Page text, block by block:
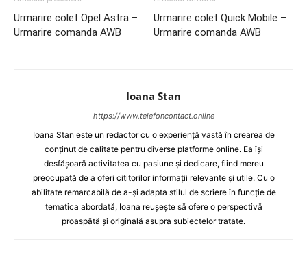
Urmarire colet Opel Astra –
Urmarire comanda AWB
Urmarire colet Quick Mobile –
Urmarire comanda AWB
Ioana Stan
https://www.telefoncontact.online
Ioana Stan este un redactor cu o experiență vastă în crearea de
conținut de calitate pentru diverse platforme online. Ea își
desfășoară activitatea cu pasiune și dedicare, fiind mereu
preocupată de a oferi cititorilor informații relevante și utile. Cu o
abilitate remarcabilă de a-și adapta stilul de scriere în funcție de
tematica abordată, Ioana reușește să ofere o perspectivă
proaspătă și originală asupra subiectelor tratate.